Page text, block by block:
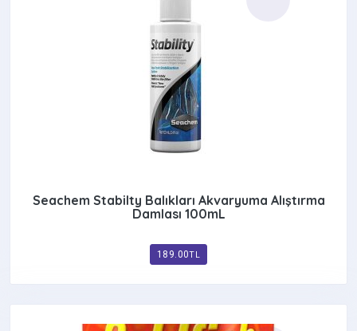
Seachem Stabilty Balıkları Akvaryuma Alıştırma
Damlası 100mL
189.00TL